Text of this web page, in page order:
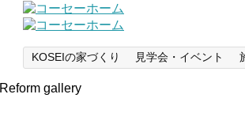
KOSEIの家づくり 見学会・イベント
Reform gallery